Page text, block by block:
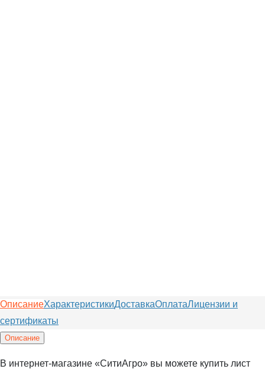
ОписаниеХарактеристикиДоставкаОплатаЛицензии и
сертификаты
Описание
В интернет-магазине «СитиАгро» вы можете купить лист